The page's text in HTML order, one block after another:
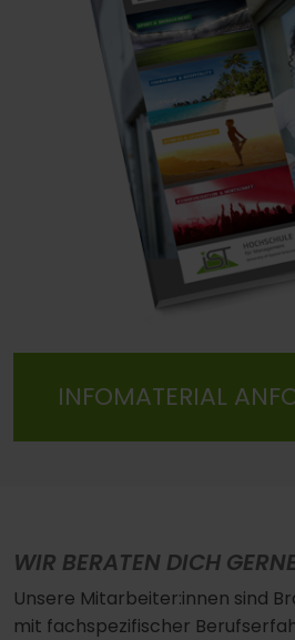
INFOMATERIAL
WIR BERATEN DICH
Unsere Mitarbeiter:innen sind
mit fachspezifischer